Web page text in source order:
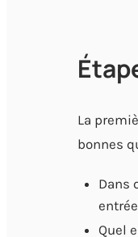
La
bonnes
Dans
Quel